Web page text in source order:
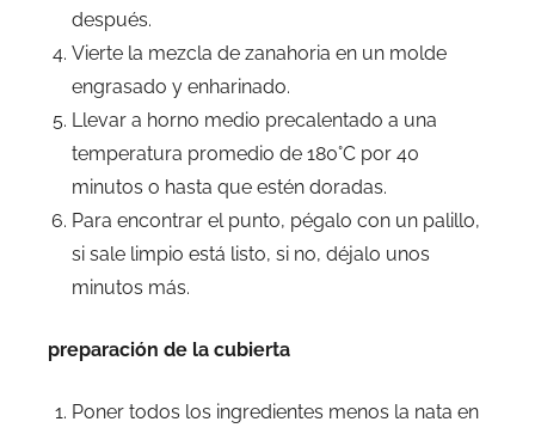
después.
Vierte la mezcla de zanahoria en un molde
engrasado y enharinado.
Llevar a horno medio precalentado a una
temperatura promedio de 180°C por 40
minutos o hasta que estén doradas.
Para encontrar el punto, pégalo con un palillo,
si sale limpio está listo, si no, déjalo unos
minutos más.
preparación de la cubierta
Poner todos los ingredientes menos la nata en